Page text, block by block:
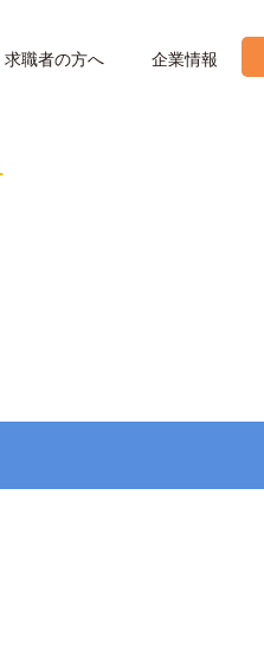
求職者の方へ 企業情報